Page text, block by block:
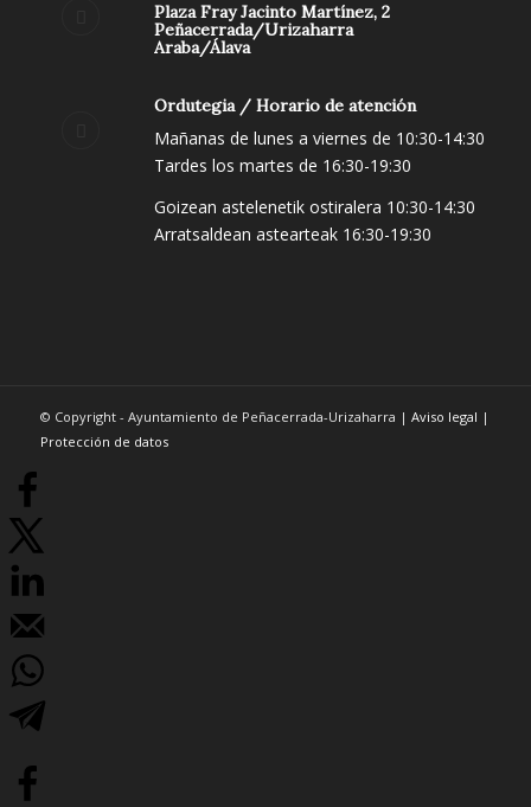
Plaza Fray Jacinto Martínez, 2
Peñacerrada/Urizaharra
Araba/Álava
Ordutegia / Horario de atención
Mañanas de lunes a viernes de 10:30-14:30
Tardes los martes de 16:30-19:30
Goizean astelenetik ostiralera 10:30-14:30
Arratsaldean astearteak 16:30-19:30
© Copyright - Ayuntamiento de Peñacerrada-Urizaharra | Aviso legal |
Protección de datos